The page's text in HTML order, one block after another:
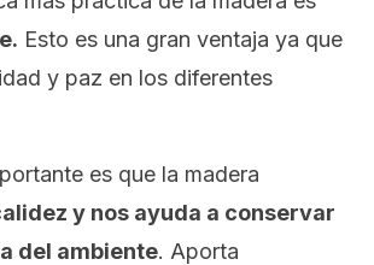
Esto es una gran ventaja ya que
y paz en los diferentes
es que la madera
y nos ayuda a conservar
del ambiente. Aporta